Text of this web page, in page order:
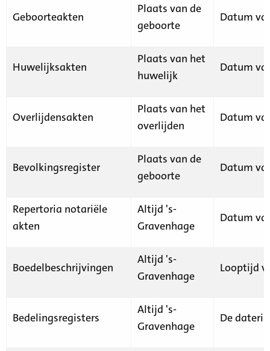
Geboorteakten
Plaats van de
geboorte
Datum
Huwelijksakten
Plaats van het
huwelijk
Datum
Overlijdensakten
Plaats van het
overlijden
Datum
Bevolkingsregister
Plaats van de
geboorte
Datum
Repertoria notariële
akten
Altijd 's-
Gravenhage
Datum
Boedelbeschrijvingen
Altijd 's-
Gravenhage
Looptijd
Bedelingsregisters
Altijd 's-
Gravenhage
De